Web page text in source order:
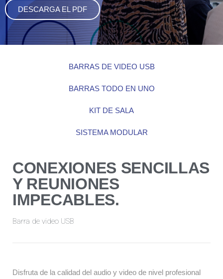
DESCARGA EL PDF
BARRAS DE VIDEO USB
BARRAS TODO EN UNO
KIT DE SALA
SISTEMA MODULAR
CONEXIONES SENCILLAS
Y REUNIONES
IMPECABLES.​
Barra de video USB​
Disfruta de la calidad del audio y video de nivel profesional